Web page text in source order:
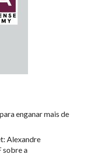
enganar mais de
Alexandre
sobre a